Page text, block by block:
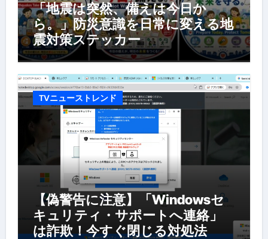
「地震は突然、備えは今日か
ら。」防災意識を日常に変える地
震対策ステッカー
TVニューストレンド
【偽警告に注意】「Windowsセ
キュリティ・サポートへ連絡」
は詐欺！今すぐ閉じる対処法